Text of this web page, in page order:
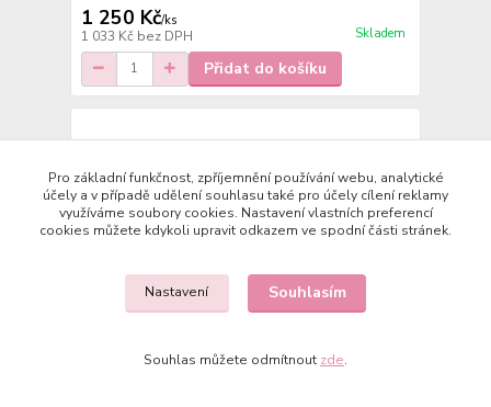
1 250 Kč/ks
1 033 Kč bez DPH Skladem
Přidat do košíku
Pro základní funkčnost, zpříjemnění používání webu, analytické
účely a v případě udělení souhlasu také pro účely cílení reklamy
využíváme soubory cookies. Nastavení vlastních preferencí
cookies můžete kdykoli upravit odkazem ve spodní části stránek.
Nastavení Souhlasím
Souhlas můžete odmítnout zde.